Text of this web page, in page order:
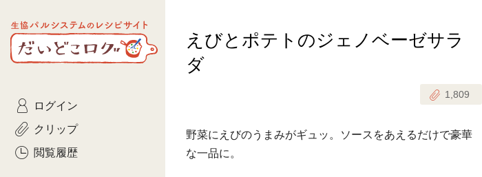
生協パルシステムのレシピ
サイト
だいどこログ
えびとポテトのジェノベーゼサラ
ダ
1,809
野菜にえびのうまみがギュッ。ソースをあえるだけで豪華
な一品に。
ログイン
クリップ
閲覧履歴
ひとさじのときめき時間
3日分ごはんセット（2人分）
主菜
おつまみ おやつ・デザート
コトコト
ぷれーんぺいじ